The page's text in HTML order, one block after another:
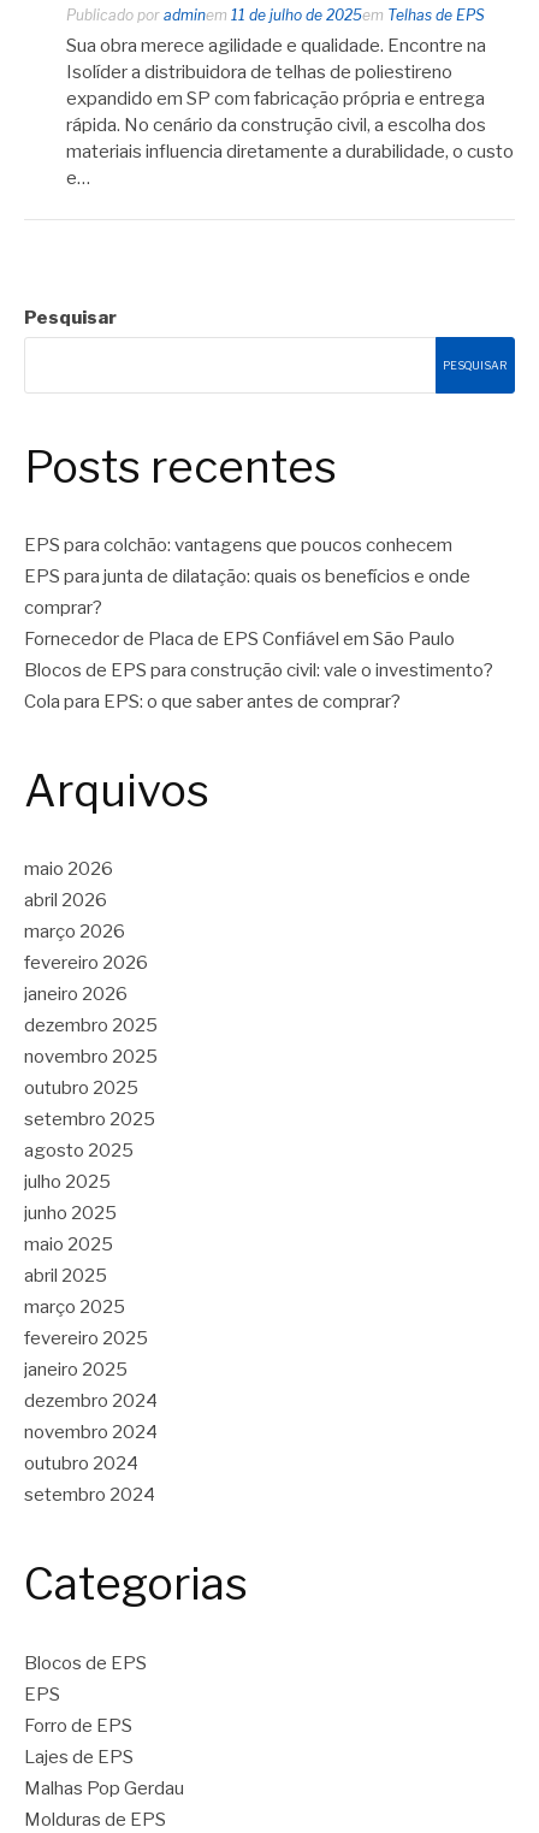
Publicado por adminem 11 de julho de 2025em Telhas de EPS
Sua obra merece agilidade e qualidade. Encontre na
Isolíder a distribuidora de telhas de poliestireno
expandido em SP com fabricação própria e entrega
rápida. No cenário da construção civil, a escolha dos
materiais influencia diretamente a durabilidade, o custo
e…
Pesquisar
PESQUISAR
Posts recentes
EPS para colchão: vantagens que poucos conhecem
EPS para junta de dilatação: quais os benefícios e onde
comprar?
Fornecedor de Placa de EPS Confiável em São Paulo
Blocos de EPS para construção civil: vale o investimento?
Cola para EPS: o que saber antes de comprar?
Arquivos
maio 2026
abril 2026
março 2026
fevereiro 2026
janeiro 2026
dezembro 2025
novembro 2025
outubro 2025
setembro 2025
agosto 2025
julho 2025
junho 2025
maio 2025
abril 2025
março 2025
fevereiro 2025
janeiro 2025
dezembro 2024
novembro 2024
outubro 2024
setembro 2024
Categorias
Blocos de EPS
EPS
Forro de EPS
Lajes de EPS
Malhas Pop Gerdau
Molduras de EPS